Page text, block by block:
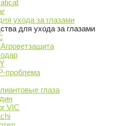
ухода за глазами
для ухода за глазами
проблема
глаза
VIC